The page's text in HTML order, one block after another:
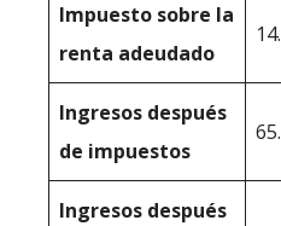
Impuesto sobre la
renta adeudado
Ingresos después
de impuestos
Ingresos después